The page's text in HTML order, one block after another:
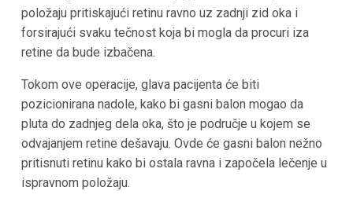
položaju pritiskajući retinu ravno uz zadnji zid oka i
forsirajući svaku tečnost koja bi mogla da procuri iza
retine da bude izbačena.
Tokom ove operacije, glava pacijenta će biti
pozicionirana nadole, kako bi gasni balon mogao da
pluta do zadnjeg dela oka, što je područje u kojem se
odvajanjem retine dešavaju. Ovde će gasni balon nežno
pritisnuti retinu kako bi ostala ravna i započela lečenje u
ispravnom položaju.